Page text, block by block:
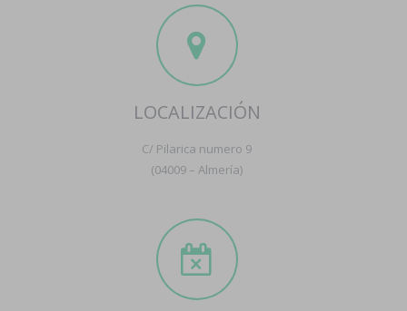
LOCALIZACIÓN
C/ Pilarica numero 9
(04009 – Almería)